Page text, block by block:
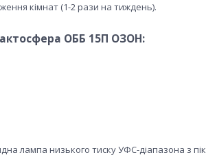
кімнат (1-2 рази на тиждень).
ОББ 15П ОЗОН:
лампа низького тиску УФС-діапазона з